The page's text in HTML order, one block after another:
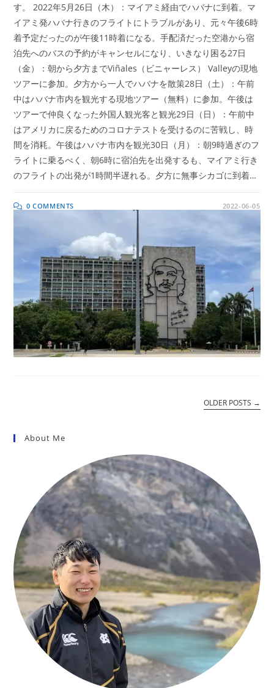
す。 2022年5月26日（木）：マイアミ経由でハバナに到着。マ
イアミ発ハバナ行きのフライトにトラブルがあり、元々午後6時
着予定だったのが午後11時着になる。手配済だった空港から宿
泊先へのバスの予約がキャンセルになり、いきなり困る27日
（金）：朝から夕方までViñales（ビニャーレス） Valleyの現地
ツアーに参加。夕方から一人でハバナを散策28日（土）：午前
中はハバナ市内を観光する現地ツアー（無料）に参加。午後は
ツアーで仲良くなった外国人観光客と観光29日（日）：午前中
はアメリカに戻るためのコロナテストを受けるのに苦戦し、時
間を消耗。午後はハバナ市内を観光30日（月）：朝9時過ぎのフ
ライトに乗るべく、朝6時に宿泊先を出発するも、マイアミ行き
のフライトの出発が1時間半遅れる。夕方に無事シカゴに到着…
0 COMMENTS 2022-06-05
OLDER POSTS →
About Me